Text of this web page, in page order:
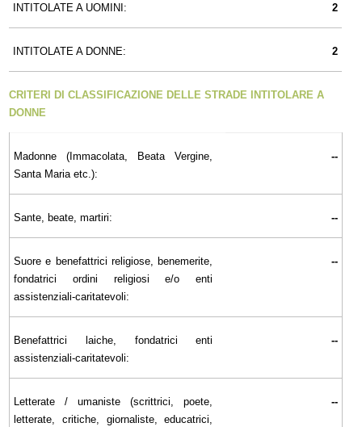
INTITOLATE A UOMINI: 2
INTITOLATE A DONNE: 2
CRITERI DI CLASSIFICAZIONE DELLE STRADE INTITOLARE A
DONNE
Madonne (Immacolata, Beata Vergine,
Santa Maria etc.):
--
Sante, beate, martiri: --
Suore e benefattrici religiose, benemerite,
fondatrici ordini religiosi e/o enti
assistenziali-caritatevoli:
--
Benefattrici laiche, fondatrici enti
assistenziali-caritatevoli:
--
Letterate / umaniste (scrittrici, poete,
letterate, critiche, giornaliste, educatrici,
--